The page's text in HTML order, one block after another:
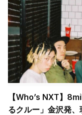
【Who’s NXT】
るクルー」金沢発